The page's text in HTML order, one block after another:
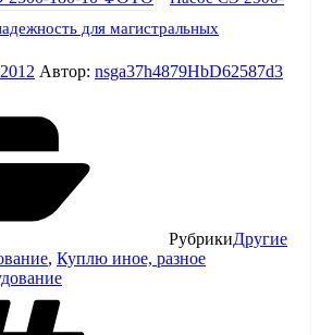
для магистральных
Автор: nsga37h4879HbD62587d3
РубрикиДругие
, Куплю иное, разное